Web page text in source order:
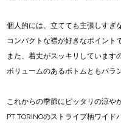
個人的には、立てても主張しすぎ
コンパクトな襟が好きなポイント
また、着丈がスッキリしています
ボリュームのあるボトムともバラ
これからの季節にピッタリの涼や
PT TORINOのストライプ柄ワイド